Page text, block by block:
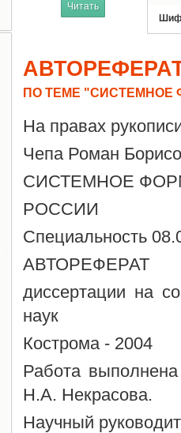
Читать
ПО ТЕМЕ "СИСТЕМНОЕ
На правах
Чепа Роман
СИСТЕМНОЕ
РОССИИ
Специальность
АВТОРЕФЕРАТ
диссертации на
наук
Кострома - 2004
Работа
Н.А. Некрасова.
Научный